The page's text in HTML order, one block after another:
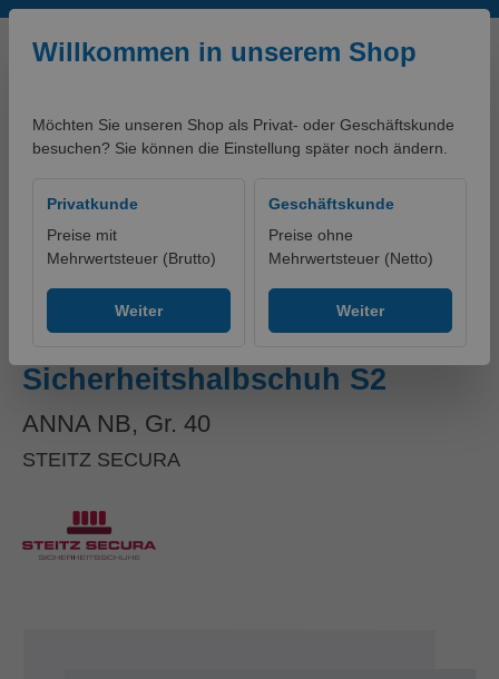
Zum Hauptinhalt springen
Willkommen in unserem Shop
Möchten Sie unseren Shop als Privat- oder Geschäftskunde
besuchen? Sie können die Einstellung später noch ändern.
Privatkunde
Preise mit
Mehrwertsteuer (Brutto)
Weiter
Geschäftskunde
Preise ohne
Mehrwertsteuer (Netto)
Weiter
ESD Damen-
Sicherheitshalbschuh S2
ANNA NB, Gr. 40
STEITZ SECURA